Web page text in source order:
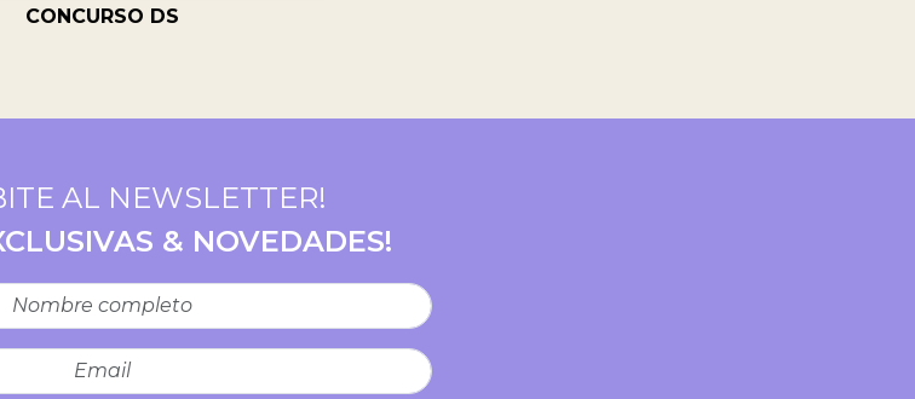
CONCURSO DS
AL NEWSLETTER!
& NOVEDADES!